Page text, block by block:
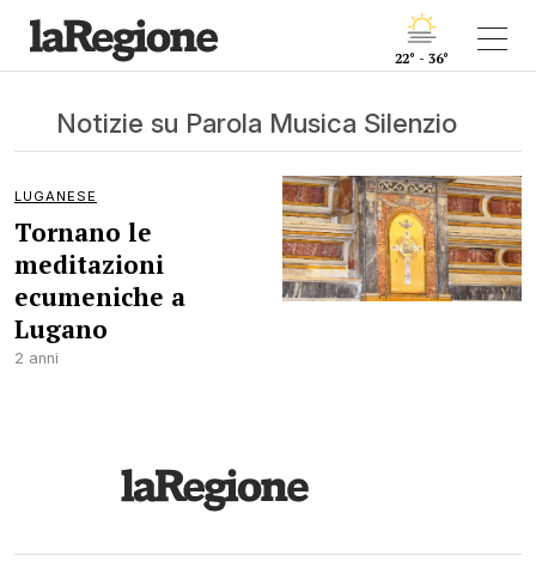
22° - 36°
Notizie su Parola Musica Silenzio
LUGANESE
Tornano le
meditazioni
ecumeniche a
Lugano
2 anni